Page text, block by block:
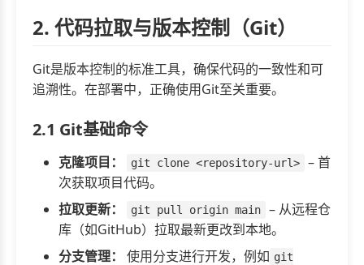
2. 代码拉取与版本控制（Git）
Git是版本控制的标准工具，确保代码的一致性和可
追溯性。在部署中，正确使用Git至关重要。
2.1 Git基础命令
克隆项目： git clone <repository-url>
– 首
次获取项目代码。
拉取更新：
git pull origin main
– 从远程仓
库（如GitHub）拉取最新更改到本地。
分支管理：
使用分支进行开发，例如 git